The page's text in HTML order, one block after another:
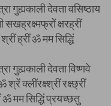
गुह्यकाली देवता वसिष्ठाय
क्षरह्रीं
ह्रीं ॐ मम सिद्धिं
गुह्यकाली देवता विष्णवे
क्लींरक्ष्श्रीं रक्ष्छ्रीं
ॐ मम सिद्धिं प्रयच्छतु